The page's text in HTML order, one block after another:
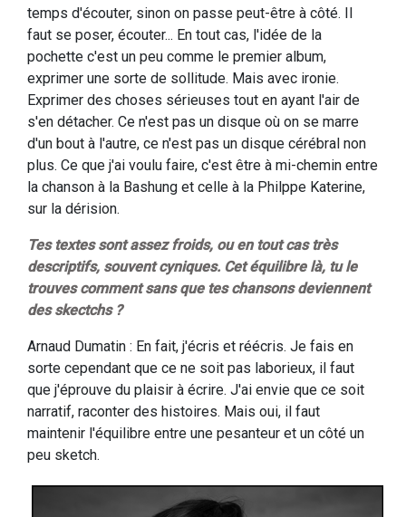
temps d'écouter, sinon on passe peut-être à côté. Il
faut se poser, écouter... En tout cas, l'idée de la
pochette c'est un peu comme le premier album,
exprimer une sorte de sollitude. Mais avec ironie.
Exprimer des choses sérieuses tout en ayant l'air de
s'en détacher. Ce n'est pas un disque où on se marre
d'un bout à l'autre, ce n'est pas un disque cérébral non
plus. Ce que j'ai voulu faire, c'est être à mi-chemin entre
la chanson à la Bashung et celle à la Philppe Katerine,
sur la dérision.
Tes textes sont assez froids, ou en tout cas très
descriptifs, souvent cyniques. Cet équilibre là, tu le
trouves comment sans que tes chansons deviennent
des skectchs ?
Arnaud Dumatin : En fait, j'écris et réécris. Je fais en
sorte cependant que ce ne soit pas laborieux, il faut
que j'éprouve du plaisir à écrire. J'ai envie que ce soit
narratif, raconter des histoires. Mais oui, il faut
maintenir l'équilibre entre une pesanteur et un côté un
peu sketch.